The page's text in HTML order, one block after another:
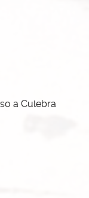
a Culebra